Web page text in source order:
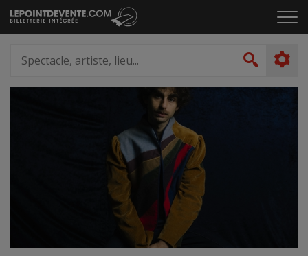
Passer
au
le
artiste,
lieu...